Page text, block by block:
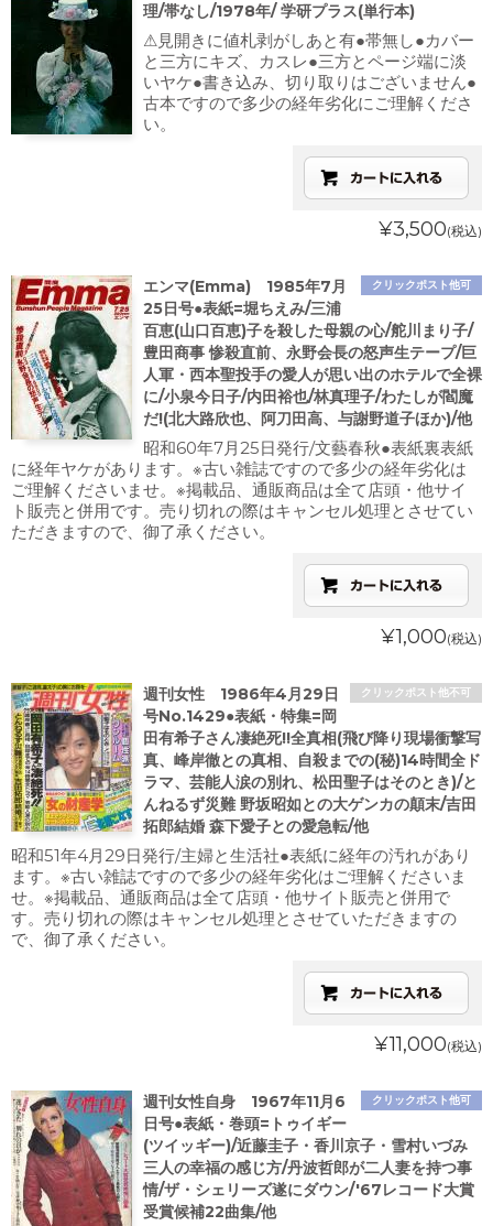
理/帯なし/1978年/ 学研プラス(単行本)
⚠見開きに値札剥がしあと有●帯無し●カバー
と三方にキズ、カスレ●三方とページ端に淡
いヤケ●書き込み、切り取りはございません●
古本ですので多少の経年劣化にご理解くださ
い。
¥3,500(税込)
クリックポスト他可
エンマ(Emma) 1985年7月
25日号●表紙=堀ちえみ/三浦
百恵(山口百恵)子を殺した母親の心/舵川まり子/
豊田商事 惨殺直前、永野会長の怒声生テープ/巨
人軍・西本聖投手の愛人が思い出のホテルで全裸
に/小泉今日子/内田裕也/林真理子/わたしが閻魔
だ!(北大路欣也、阿刀田高、与謝野道子ほか)/他
昭和60年7月25日発行/文藝春秋●表紙裏表紙
に経年ヤケがあります。※古い雑誌ですので多少の経年劣化は
ご理解くださいませ。※掲載品、通販商品は全て店頭・他サイ
ト販売と併用です。売り切れの際はキャンセル処理とさせてい
ただきますので、御了承ください。
¥1,000(税込)
クリックポスト他不可
週刊女性 1986年4月29日
号No.1429●表紙・特集=岡
田有希子さん凄絶死!!全真相(飛び降り現場衝撃写
真、峰岸徹との真相、自殺までの(秘)14時間全ド
ラマ、芸能人涙の別れ、松田聖子はそのとき)/と
んねるず災難 野坂昭如との大ゲンカの顛末/吉田
拓郎結婚 森下愛子との愛急転/他
昭和51年4月29日発行/主婦と生活社●表紙に経年の汚れがあり
ます。※古い雑誌ですので多少の経年劣化はご理解くださいま
せ。※掲載品、通販商品は全て店頭・他サイト販売と併用で
す。売り切れの際はキャンセル処理とさせていただきますの
で、御了承ください。
¥11,000(税込)
クリックポスト他可
週刊女性自身 1967年11月6
日号●表紙・巻頭=トゥイギー
(ツイッギー)/近藤圭子・香川京子・雪村いづみ
三人の幸福の感じ方/丹波哲郎が二人妻を持つ事
情/ザ・シェリーズ遂にダウン/'67レコード大賞
受賞候補22曲集/他